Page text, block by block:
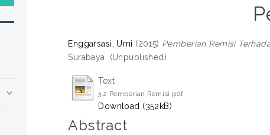
Enggarsasi, Umi (2015) Pemberian Remisi
Surabaya. (Unpublished)
Text
3.2 Pemberian Remisi.pdf
Download (352kB)
Abstract